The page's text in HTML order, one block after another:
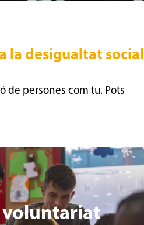
la desigualtat social
de persones com tu. Pots
voluntariat